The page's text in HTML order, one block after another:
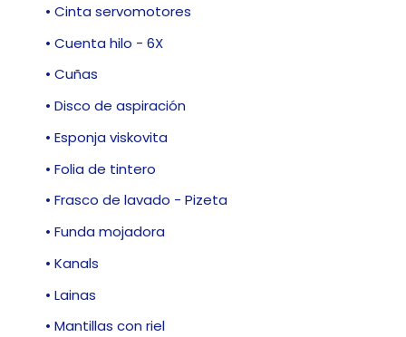
• Cinta servomotores
• Cuenta hilo - 6X
• Cuñas
• Disco de aspiración
• Esponja viskovita
• Folia de tintero
• Frasco de lavado - Pizeta
• Funda mojadora
• Kanals
• Lainas
• Mantillas con riel